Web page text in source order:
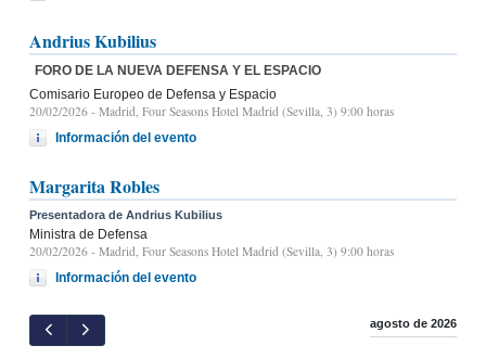
Andrius Kubilius
FORO DE LA NUEVA DEFENSA Y EL ESPACIO
Comisario Europeo de Defensa y Espacio
20/02/2026 - Madrid, Four Seasons Hotel Madrid (Sevilla, 3) 9:00 horas
Información del evento
Margarita Robles
Presentadora de Andrius Kubilius
Ministra de Defensa
20/02/2026 - Madrid, Four Seasons Hotel Madrid (Sevilla, 3) 9:00 horas
Información del evento
agosto de 2026